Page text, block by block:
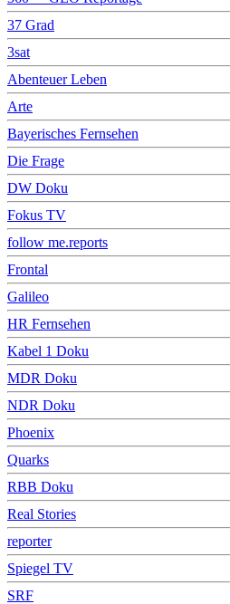
37 Grad
3sat
Abenteuer Leben
Arte
Bayerisches Fernsehen
Die Frage
DW Doku
Fokus TV
follow me.reports
Frontal
Galileo
HR Fernsehen
Kabel 1 Doku
MDR Doku
NDR Doku
Phoenix
Quarks
RBB Doku
Real Stories
reporter
Spiegel TV
SRF